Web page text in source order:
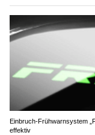
Einbruch-Frühwarnsystem
effektiv